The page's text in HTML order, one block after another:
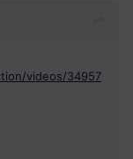
videos/34957